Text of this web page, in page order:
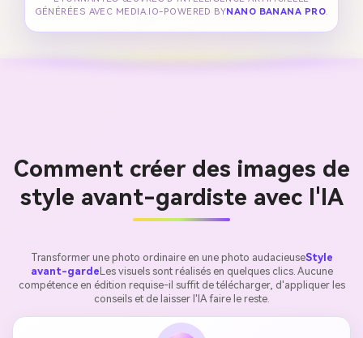
GÉNÉRÉES AVEC MEDIA.IO-POWERED BYNANO BANANA PRO.
Comment créer des images de
style avant-gardiste avec l'IA
Transformer une photo ordinaire en une photo audacieuseStyle
avant-garde Les visuels sont réalisés en quelques clics. Aucune
compétence en édition requise-il suffit de télécharger, d'appliquer les
conseils et de laisser l'IA faire le reste.